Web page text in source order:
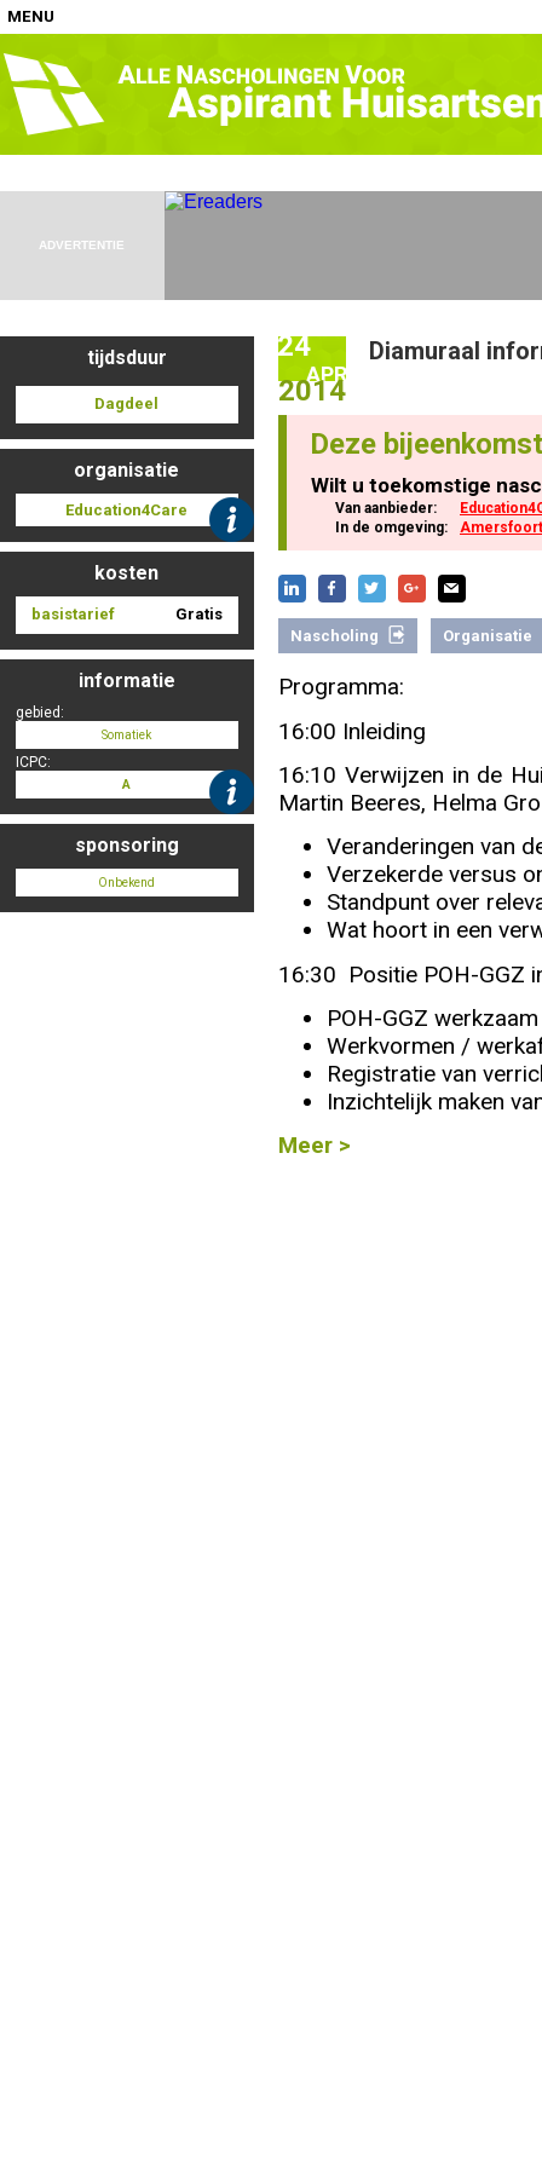
MENU
Home
Nascholingen op locatie (agenda)
Nascholingen online (elearning)
Nascholingen op aanvraag (in-company)
Nascholing aanmelden
Zoek op kaart
Registreren
ADVERTENTIE
tijdsduur
Dagdeel
organisatie
Education4Care
kosten
basistarief Gratis
informatie
gebied:
Somatiek
ICPC:
A
sponsoring
Onbekend
24
APR
2014
Diamuraal
Deze
Wilt u toekomstige
Van aanbieder:
In de omgeving:
Amersfoort
Nascholing Organisatie
Programma:
16:00 Inleiding
16:10 Verwijzen in de
Martin Beeres, Helma
Veranderingen van
Verzekerde versus
Standpunt over
Wat hoort in een
16:30 Positie POH-GGZ
POH-GGZ
Werkvormen /
Registratie van
Inzichtelijk maken
Meer >